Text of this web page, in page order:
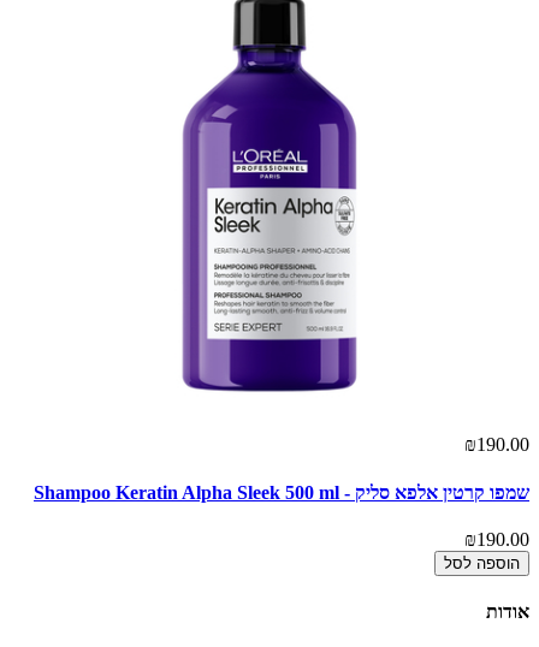
₪190.00
שמפו קרטין אלפא סליק - Shampoo Keratin Alpha Sleek 500 ml
₪190.00
הוספה לסל
אודות